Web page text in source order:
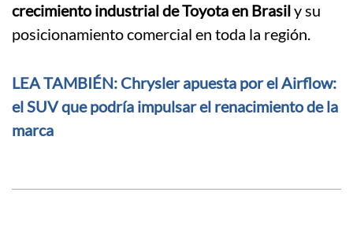
crecimiento industrial de Toyota en Brasily su
posicionamiento comercial en toda la región.
LEA TAMBIÉN: Chrysler apuesta por el Airflow:
el SUV que podría impulsar el renacimiento de la
marca